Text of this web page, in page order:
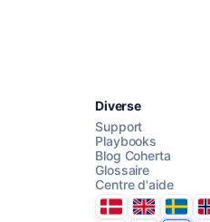
Chattez avec nous
AI Campaign Assist
Diverse
Support
Playbooks
Blog Coherta
Glossaire
Centre d'aide
DanmarkUnited